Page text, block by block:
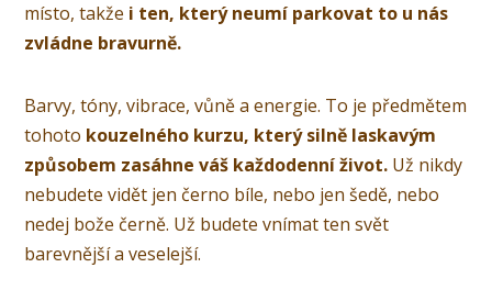
místo, takže i ten, který neumí parkovat to u nás
zvládne bravurně.
Barvy, tóny, vibrace, vůně a energie. To je předmětem
tohoto kouzelného kurzu, který silně laskavým
způsobem zasáhne váš každodenní život. Už nikdy
nebudete vidět jen černo bíle, nebo jen šedě, nebo
nedej bože černě. Už budete vnímat ten svět
barevnější a veselejší.